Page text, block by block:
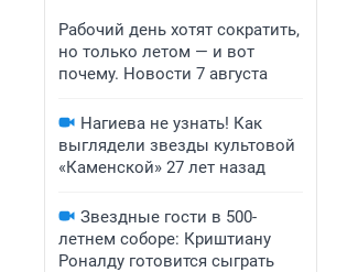
Рабочий день хотят сократить,
но только летом — и вот
почему. Новости 7 августа
Нагиева не узнать! Как
выглядели звезды культовой
«Каменской» 27 лет назад
Звездные гости в 500-
летнем соборе: Криштиану
Роналду готовится сыграть